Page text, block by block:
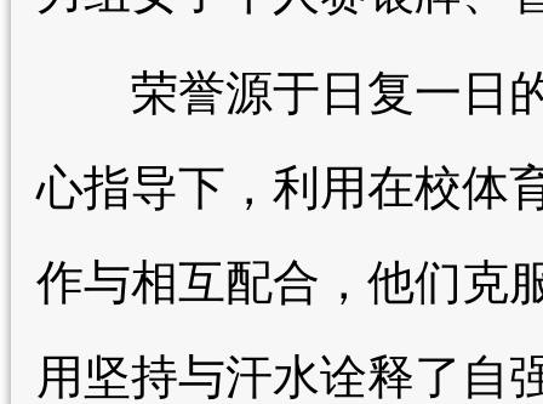
荣誉源于日复一日的
心指导下，利用在校体
作与相互配合，他们克
用坚持与汗水诠释了自